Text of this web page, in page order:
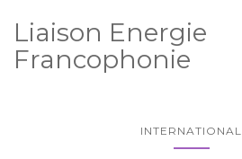
Liaison Energie
Francophonie
INTERNATIONAL